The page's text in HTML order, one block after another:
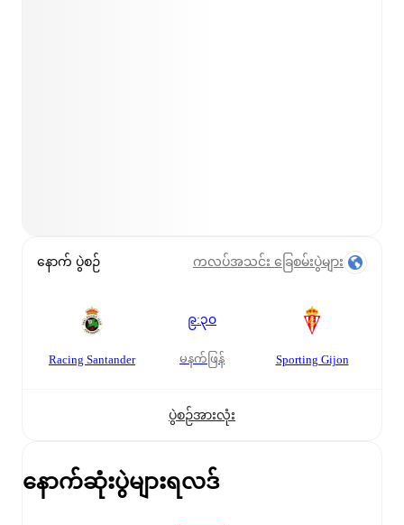
နောက် ပွဲစဉ် ကလပ်အသင်း ခြေစမ်းပွဲများ
Racing Santander
၉:၃၀
မနက်ဖြန် Sporting Gijon
ပွဲစဉ်အားလုံး
နောက်ဆုံးပွဲများရလဒ်